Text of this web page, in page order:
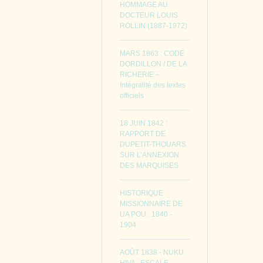
HOMMAGE AU
DOCTEUR LOUIS
ROLLIN (1887-1972)
MARS 1863 : CODE
DORDILLON / DE LA
RICHERIE –
Intégralité des textes
officiels
18 JUIN 1842 :
RAPPORT DE
DUPETIT-THOUARS
SUR L’ANNEXION
DES MARQUISES
HISTORIQUE
MISSIONNAIRE DE
UA POU : 1840 -
1904
AOÛT 1838 - NUKU